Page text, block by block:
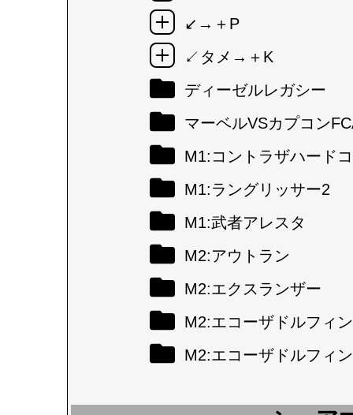
↙→＋P
↙タメ→＋K
ディーゼルレガシー
マーベルVSカプコン
M1:コントラザハード
M1:ラングリッサー2
M1:武者アレスタ
M2:アウトラン
M2:エクスランザー
M2:エコーザドルフィン
M2:エコーザドルフィ